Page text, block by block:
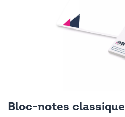
Bloc-notes classique